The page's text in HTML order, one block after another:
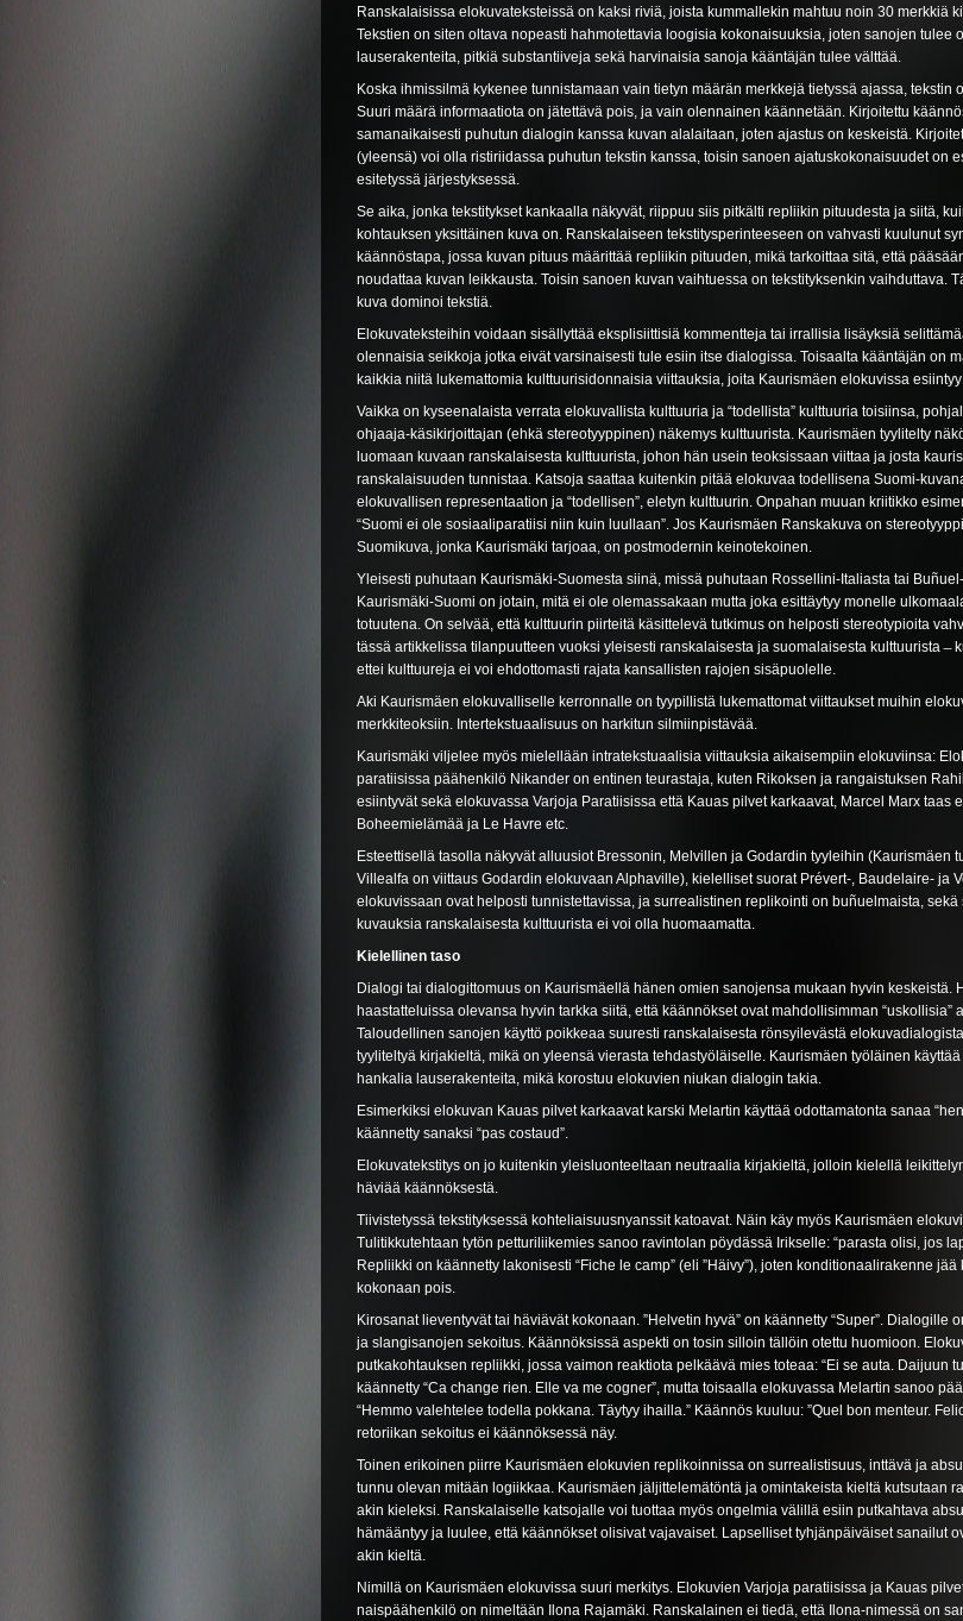
Ranskalaisissa elokuvateksteissä on kaksi riviä, joista kummallekin mahtuu noin 30 merkkiä
Tekstien on siten oltava nopeasti hahmotettavia loogisia kokonaisuuksia, joten sanojen tulee
lauserakenteita, pitkiä substantiiveja sekä harvinaisia sanoja kääntäjän tulee välttää.
Koska ihmissilmä kykenee tunnistamaan vain tietyn määrän merkkejä tietyssä ajassa, tekstin
Suuri määrä informaatiota on jätettävä pois, ja vain olennainen käännetään. Kirjoitettu
samanaikaisesti puhutun dialogin kanssa kuvan alalaitaan, joten ajastus on keskeistä.
(yleensä) voi olla ristiriidassa puhutun tekstin kanssa, toisin sanoen ajatuskokonaisuudet on
esitetyssä järjestyksessä.
Se aika, jonka tekstitykset kankaalla näkyvät, riippuu siis pitkälti repliikin pituudesta ja siitä,
kohtauksen yksittäinen kuva on. Ranskalaiseen tekstitysperinteeseen on vahvasti kuulunut
käännöstapa, jossa kuvan pituus määrittää repliikin pituuden, mikä tarkoittaa sitä, että
noudattaa kuvan leikkausta. Toisin sanoen kuvan vaihtuessa on tekstityksenkin vaihduttava.
kuva dominoi tekstiä.
Elokuvateksteihin voidaan sisällyttää eksplisiittisiä kommentteja tai irrallisia lisäyksiä
olennaisia seikkoja jotka eivät varsinaisesti tule esiin itse dialogissa. Toisaalta kääntäjän on
kaikkia niitä lukemattomia kulttuurisidonnaisia viittauksia, joita Kaurismäen elokuvissa
Vaikka on kyseenalaista verrata elokuvallista kulttuuria ja “todellista” kulttuuria toisiinsa,
ohjaaja-käsikirjoittajan (ehkä stereotyyppinen) näkemys kulttuurista. Kaurismäen tyylitelty
luomaan kuvaan ranskalaisesta kulttuurista, johon hän usein teoksissaan viittaa ja josta
ranskalaisuuden tunnistaa. Katsoja saattaa kuitenkin pitää elokuvaa todellisena Suomi-
elokuvallisen representaation ja “todellisen”, eletyn kulttuurin. Onpahan muuan kriitikko
“Suomi ei ole sosiaaliparatiisi niin kuin luullaan”. Jos Kaurismäen Ranskakuva on
Suomikuva, jonka Kaurismäki tarjoaa, on postmodernin keinotekoinen.
Yleisesti puhutaan Kaurismäki-Suomesta siinä, missä puhutaan Rossellini-Italiasta tai
Kaurismäki-Suomi on jotain, mitä ei ole olemassakaan mutta joka esittäytyy monelle
totuutena. On selvää, että kulttuurin piirteitä käsittelevä tutkimus on helposti stereotypioita
tässä artikkelissa tilanpuutteen vuoksi yleisesti ranskalaisesta ja suomalaisesta kulttuurista
ettei kulttuureja ei voi ehdottomasti rajata kansallisten rajojen sisäpuolelle.
Aki Kaurismäen elokuvalliselle kerronnalle on tyypillistä lukemattomat viittaukset muihin
merkkiteoksiin. Intertekstuaalisuus on harkitun silmiinpistävää.
Kaurismäki viljelee myös mielellään intratekstuaalisia viittauksia aikaisempiin elokuviinsa:
paratiisissa päähenkilö Nikander on entinen teurastaja, kuten Rikoksen ja rangaistuksen
esiintyvät sekä elokuvassa Varjoja Paratiisissa että Kauas pilvet karkaavat, Marcel Marx taas
Boheemielämää ja Le Havre etc.
Esteettisellä tasolla näkyvät alluusiot Bressonin, Melvillen ja Godardin tyyleihin (Kaurismäen
Villealfa on viittaus Godardin elokuvaan Alphaville), kielelliset suorat Prévert-, Baudelaire- ja
elokuvissaan ovat helposti tunnistettavissa, ja surrealistinen replikointi on buñuelmaista, sekä
kuvauksia ranskalaisesta kulttuurista ei voi olla huomaamatta.
Kielellinen taso
Dialogi tai dialogittomuus on Kaurismäellä hänen omien sanojensa mukaan hyvin keskeistä.
haastatteluissa olevansa hyvin tarkka siitä, että käännökset ovat mahdollisimman “uskollisia”
Taloudellinen sanojen käyttö poikkeaa suuresti ranskalaisesta rönsyilevästä
tyyliteltyä kirjakieltä, mikä on yleensä vierasta tehdastyöläiselle. Kaurismäen työläinen
hankalia lauserakenteita, mikä korostuu elokuvien niukan dialogin takia.
Esimerkiksi elokuvan Kauas pilvet karkaavat karski Melartin käyttää odottamatonta sanaa
käännetty sanaksi “pas costaud”.
Elokuvatekstitys on jo kuitenkin yleisluonteeltaan neutraalia kirjakieltä, jolloin kielellä
häviää käännöksestä.
Tiivistetyssä tekstityksessä kohteliaisuusnyanssit katoavat. Näin käy myös Kaurismäen
Tulitikkutehtaan tytön petturiliikemies sanoo ravintolan pöydässä Irikselle: “parasta olisi, jos
Repliikki on käännetty lakonisesti “Fiche le camp” (eli ”Häivy”), joten konditionaalirakenne
kokonaan pois.
Kirosanat lieventyvät tai häviävät kokonaan. ”Helvetin hyvä” on käännetty “Super”. Dialogille
ja slangisanojen sekoitus. Käännöksissä aspekti on tosin silloin tällöin otettu huomioon.
putkakohtauksen repliikki, jossa vaimon reaktiota pelkäävä mies toteaa: “Ei se auta. Daijuun
käännetty “Ca change rien. Elle va me cogner”, mutta toisaalla elokuvassa Melartin sanoo
“Hemmo valehtelee todella pokkana. Täytyy ihailla.” Käännös kuuluu: ”Quel bon menteur.
retoriikan sekoitus ei käännöksessä näy.
Toinen erikoinen piirre Kaurismäen elokuvien replikoinnissa on surrealistisuus, inttävä ja
tunnu olevan mitään logiikkaa. Kaurismäen jäljittelemätöntä ja omintakeista kieltä kutsutaan
akin kieleksi. Ranskalaiselle katsojalle voi tuottaa myös ongelmia välillä esiin putkahtava
hämääntyy ja luulee, että käännökset olisivat vajavaiset. Lapselliset tyhjänpäiväiset sanailut
akin kieltä.
Nimillä on Kaurismäen elokuvissa suuri merkitys. Elokuvien Varjoja paratiisissa ja Kauas
naispäähenkilö on nimeltään Ilona Rajamäki. Ranskalainen ei tiedä, että Ilona-nimessä on